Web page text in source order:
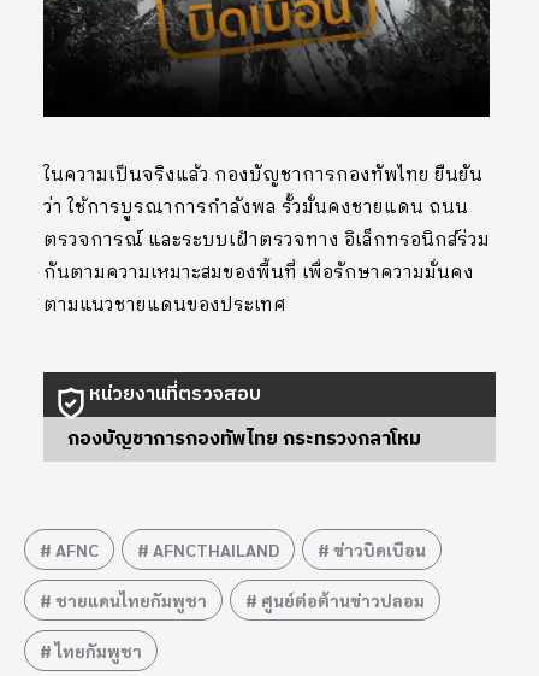
ในความเป็นจริงแล้ว กองบัญชาการกองทัพไทย ยืนยัน
ว่า ใช้การบูรณาการกำลังพล รั้วมั่นคงชายแดน ถนน
ตรวจการณ์ และระบบเฝ้าตรวจทาง อิเล็กทรอนิกส์ร่วม
กันตามความเหมาะสมของพื้นที่ เพื่อรักษาความมั่นคง
ตามแนวชายแดนของประเทศ
หน่วยงานที่ตรวจสอบ
กองบัญชาการกองทัพไทย กระทรวงกลาโหม
AFNC AFNCTHAILAND ข่าวบิดเบือน
ชายแดนไทยกัมพูชา ศูนย์ต่อต้านข่าวปลอม
ไทยกัมพูชา